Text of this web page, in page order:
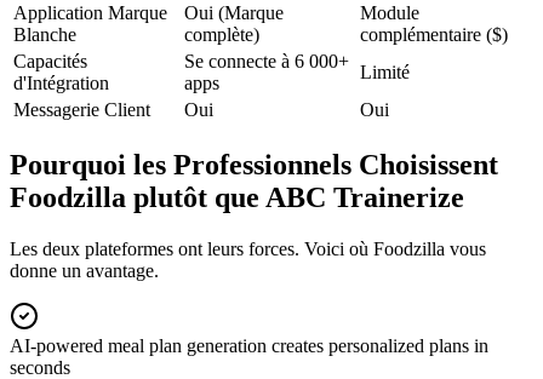
Application Marque
Blanche
Oui (Marque
complète)
Module
complémentaire ($)
Capacités
d'Intégration
Se connecte à 6 000+
apps
Limité
Messagerie Client
Oui Oui
Pourquoi les Professionnels Choisissent
Foodzilla plutôt que ABC Trainerize
Les deux plateformes ont leurs forces. Voici où Foodzilla vous
donne un avantage.
AI-powered meal plan generation creates personalized plans in
seconds